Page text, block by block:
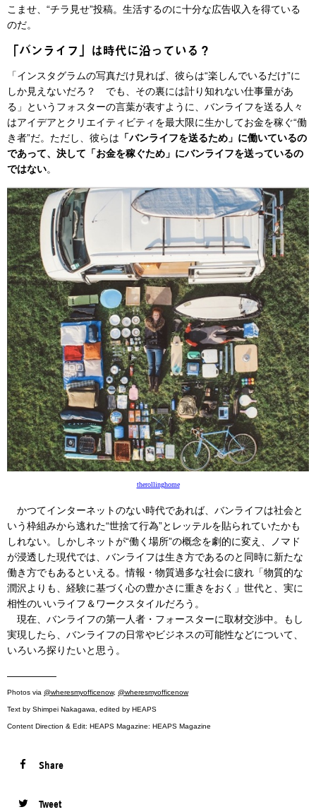
こませ、“チラ見せ”投稿。生活するのに十分な広告収入を得ている
のだ。
「バンライフ」は時代に沿っている？
「インスタグラムの写真だけ見れば、彼らは“楽しんでいるだけ”に
しか見えないだろ？ でも、その裏には計り知れない仕事量があ
る」というフォスターの言葉が表すように、バンライフを送る人々
はアイデアとクリエイティビティを最大限に生かしてお金を稼ぐ“働
き者”だ。ただし、彼らは 「バンライフを送るため」に働いているの
であって、決して「お金を稼ぐため」にバンライフを送っているの
ではない。
therollinghome
かつてインターネットのない時代であれば、バンライフは社会と
いう枠組みから逃れた“世捨て行為”とレッテルを貼られていたかも
しれない。しかしネットが“働く場所”の概念を劇的に変え、ノマド
が浸透した現代では、バンライフは生き方であるのと同時に新たな
働き方でもあるといえる。情報・物質過多な社会に疲れ「物質的な
潤沢よりも、経験に基づく心の豊かさに重きをおく」世代と、実に
相性のいいライフ＆ワークスタイルだろう。
現在、バンライフの第一人者・フォースターに取材交渉中。もし
実現したら、バンライフの日常やビジネスの可能性などについて、
いろいろ探りたいと思う。
—————
Photos via @wheresmyofficenow, @wheresmyofficenow
Text by Shimpei Nakagawa, edited by HEAPS
Content Direction & Edit: HEAPS Magazine: HEAPS Magazine
Share
Tweet